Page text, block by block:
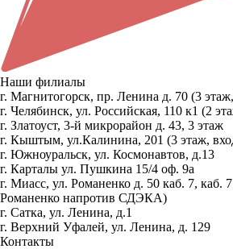
Наши филиалы
г. Магнитогорск, пр. Ленина д. 70 (3
г. Челябинск, ул. Российская, 110 к1 (2
г. Златоуст, 3-й микрорайон д. 43, 3 этаж
г. Кыштым, ул.Калинина, 201 (3 этаж,
г. Южноуральск, ул. Космонавтов, д.13
г. Карталы ул. Пушкина 15/4 оф. 9а
г. Миасс, ул. Романенко д. 50 каб. 7, каб.
Романенко напротив СДЭКА)
г. Сатка, ул. Ленина, д.1
г. Верхний Уфалей, ул. Ленина, д. 129
Контакты